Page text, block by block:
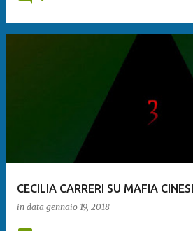
CECILIA CARRERI SU MAFIA
in data gennaio 19, 2018